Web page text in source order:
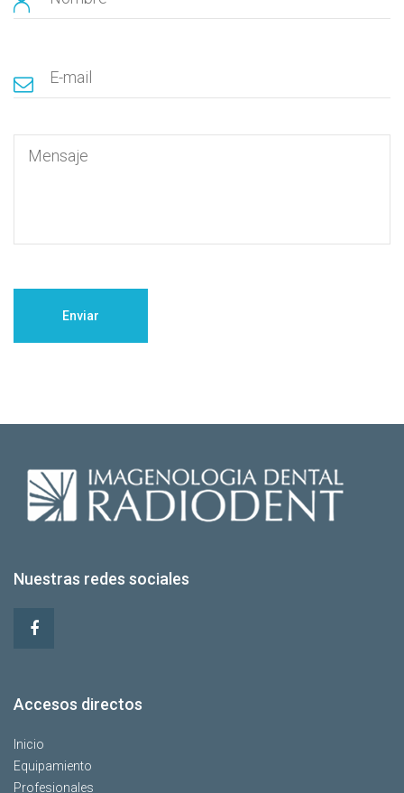
Nuestras redes sociales
Accesos directos
Inicio
Equipamiento
Profesionales